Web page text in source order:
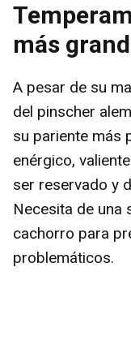
más
A pesar de su
del pinscher
su pariente más
enérgico,
ser reservado y
Necesita de una
cachorro para
problemáticos.